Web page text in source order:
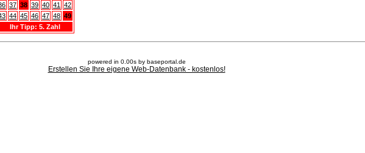
37 38 39 40 41
42
44 45 46 47 48 49
Ihr Tipp: 5. Zahl
powered in 0.00s by baseportal.de
Erstellen Sie Ihre eigene Web-Datenbank - kostenlos!